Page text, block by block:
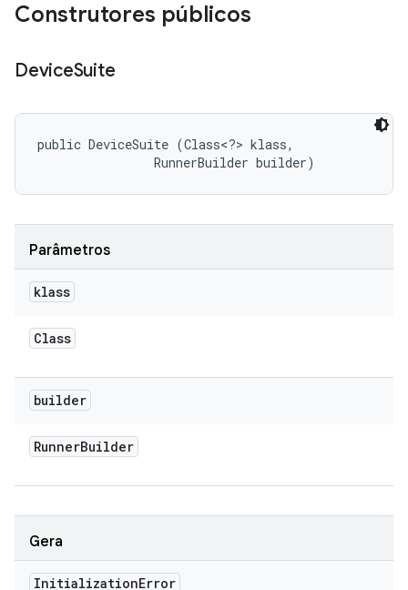
Construtores públicos
DeviceSuite
public DeviceSuite (Class<?> klass,
                RunnerBuilder builder)
Parâmetros
klass
Class
builder
RunnerBuilder
Gera
InitializationError